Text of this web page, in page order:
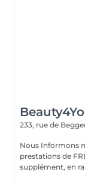
233, rue de
Nous Informons
prestations de